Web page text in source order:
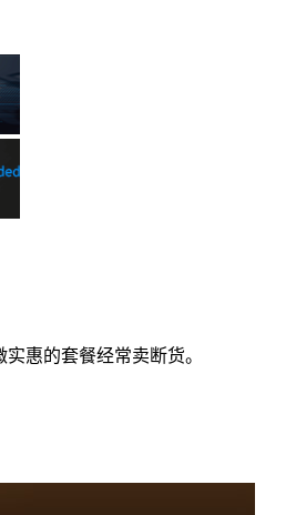
惠的套餐经常卖断货。